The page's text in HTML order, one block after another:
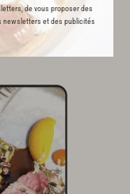
de vous proposer des
newsletters et des publicités